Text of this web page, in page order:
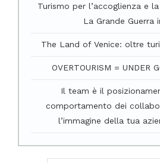
Turismo per l’accoglienza e
La Grande Guerra
The Land of Venice: oltre
OVERTOURISM = UNDER
Il team è il
comportamento dei
l’immagine della tua